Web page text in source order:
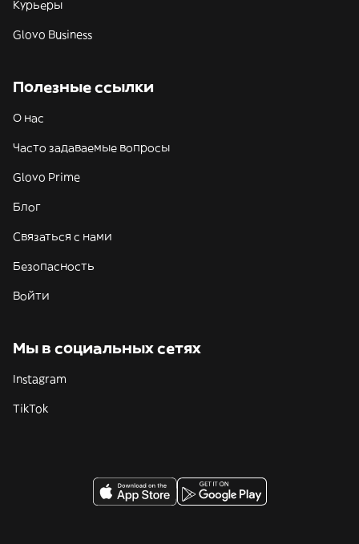
Курьеры
Glovo Business
Полезные ссылки
О нас
Часто задаваемые вопросы
Glovo Prime
Блог
Связаться с нами
Безопасность
Войти
Мы в социальных сетях
Instagram
TikTok